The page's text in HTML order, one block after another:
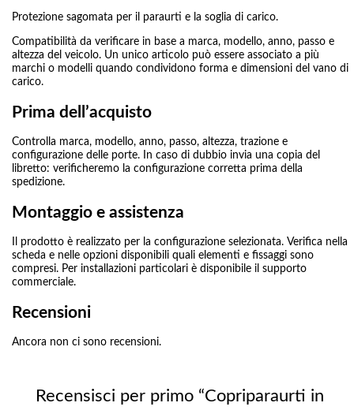
Protezione sagomata per il paraurti e la soglia di carico.
Compatibilità da verificare in base a marca, modello, anno, passo e
altezza del veicolo. Un unico articolo può essere associato a più
marchi o modelli quando condividono forma e dimensioni del vano di
carico.
Prima dell’acquisto
Controlla marca, modello, anno, passo, altezza, trazione e
configurazione delle porte. In caso di dubbio invia una copia del
libretto: verificheremo la configurazione corretta prima della
spedizione.
Montaggio e assistenza
Il prodotto è realizzato per la configurazione selezionata. Verifica nella
scheda e nelle opzioni disponibili quali elementi e fissaggi sono
compresi. Per installazioni particolari è disponibile il supporto
commerciale.
Recensioni
Ancora non ci sono recensioni.
Recensisci per primo “Copriparaurti in